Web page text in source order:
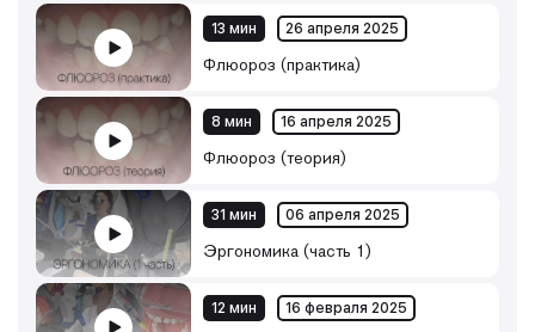
13 мин 26 апреля 2025
Флюороз (практика)
8 мин 16 апреля 2025
Флюороз (теория)
31 мин 06 апреля 2025
Эргономика (часть 1)
12 мин 16 февраля 2025